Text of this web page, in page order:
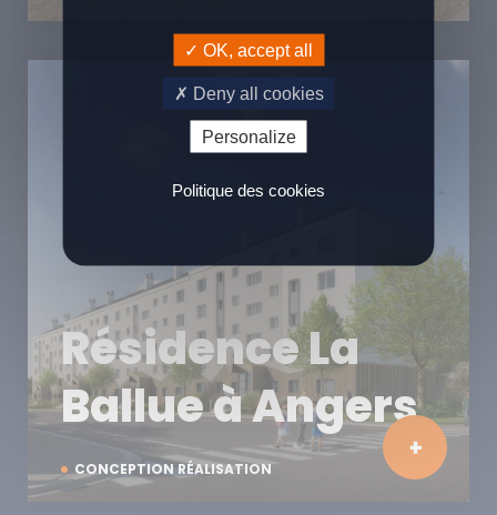
CONCEPTION RÉALISATION
Résidence La
Ballue à Angers
OK, accept all
Deny all cookies
Personalize
Politique des cookies